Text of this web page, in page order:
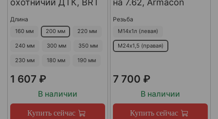
охотничий ДТК, BRT
Длина
160 мм 200 мм 220 мм
240 мм 300 мм 350 мм
230 мм 180 мм 190 мм
1 607 ₽
В наличии
Купить сейчас
на 7.62, Armacon
Резьба
М14х1л (левая)
М24х1,5 (правая)
7 700 ₽
В наличии
Купить сейчас